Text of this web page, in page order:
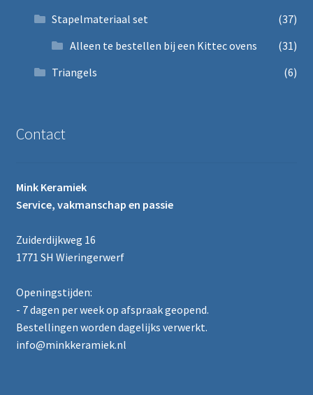
Stapelmateriaal set
(37)
Alleen te bestellen bij een Kittec ovens
(31)
Triangels
(6)
Contact
Mink Keramiek
Service, vakmanschap en passie
Zuiderdijkweg 16
1771 SH Wieringerwerf
Openingstijden:
- 7 dagen per week op afspraak geopend.
Bestellingen worden dagelijks verwerkt.
info@minkkeramiek.nl